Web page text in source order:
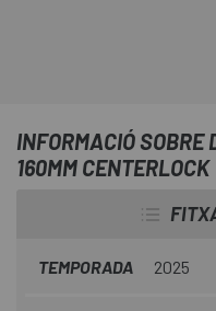
INFORMACIÓ SOBRE
160MM CENTERLOCK
TEMPORADA 2025